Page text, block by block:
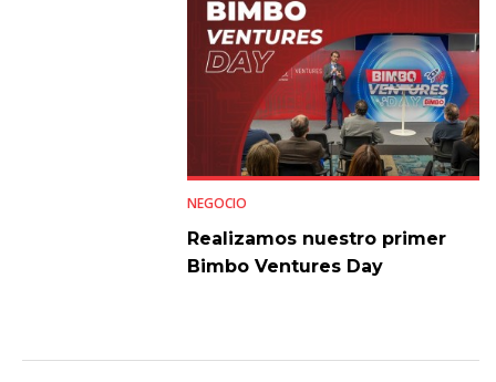
NEGOCIO
Realizamos nuestro primer
Bimbo Ventures Day